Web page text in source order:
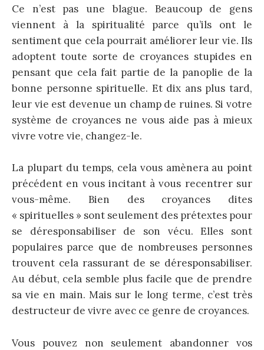
Ce n’est pas une blague. Beaucoup de gens
viennent à la spiritualité parce qu’ils ont le
sentiment que cela pourrait améliorer leur vie. Ils
adoptent toute sorte de croyances stupides en
pensant que cela fait partie de la panoplie de la
bonne personne spirituelle. Et dix ans plus tard,
leur vie est devenue un champ de ruines. Si votre
système de croyances ne vous aide pas à mieux
vivre votre vie, changez-le.
La plupart du temps, cela vous amènera au point
précédent en vous incitant à vous recentrer sur
vous-même. Bien des croyances dites
« spirituelles » sont seulement des prétextes pour
se déresponsabiliser de son vécu. Elles sont
populaires parce que de nombreuses personnes
trouvent cela rassurant de se déresponsabiliser.
Au début, cela semble plus facile que de prendre
sa vie en main. Mais sur le long terme, c’est très
destructeur de vivre avec ce genre de croyances.
Vous pouvez non seulement abandonner vos